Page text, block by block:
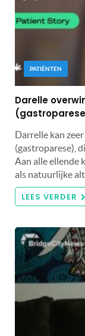
PATIËNTEN
Darelle
Darrelle kan
(gastroparese),
Aan alle ellende
als natuurlijke
LEES VERDER